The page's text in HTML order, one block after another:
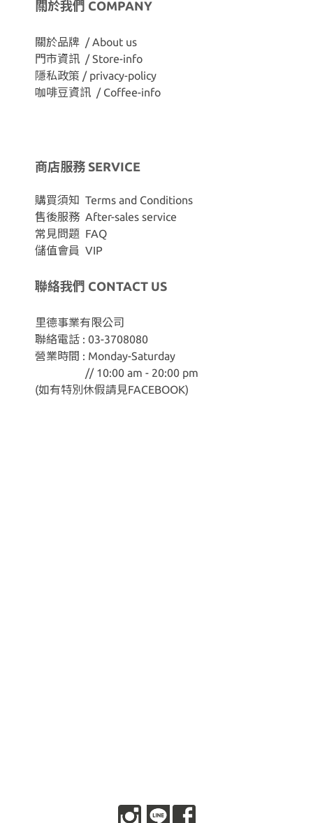
關於我們 COMPANY
關於品牌 / About us
門市資訊 / Store-info
隱私政策 / privacy-policy
咖啡豆資訊 / Coffee-info
商店服務 SERVICE
購買須知 Terms and Conditions
售後服務 After-sales service
常見問題 FAQ
儲值會員 VIP
聯絡我們 CONTACT US
里德事業有限公司
聯絡電話 : 03-3708080
營業時間 : Monday-Saturday
// 10:00 am - 20:00 pm
(如有特別休假請見FACEBOOK)